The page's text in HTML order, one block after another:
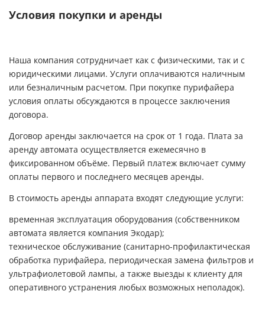
Условия покупки и аренды
Наша компания сотрудничает как с физическими, так и с
юридическими лицами. Услуги оплачиваются наличным
или безналичным расчетом. При покупке пурифайера
условия оплаты обсуждаются в процессе заключения
договора.
Договор аренды заключается на срок от 1 года. Плата за
аренду автомата осуществляется ежемесячно в
фиксированном объёме. Первый платеж включает сумму
оплаты первого и последнего месяцев аренды.
В стоимость аренды аппарата входят следующие услуги:
временная эксплуатация оборудования (собственником
автомата является компания Экодар);
техническое обслуживание (санитарно-профилактическая
обработка пурифайера, периодическая замена фильтров и
ультрафиолетовой лампы, а также выезды к клиенту для
оперативного устранения любых возможных неполадок).